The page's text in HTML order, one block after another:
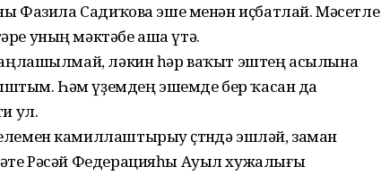
Фазила Садиҡова эше менән иҫбатлай. Мәсетле
уның мәктәбе аша үтә.
ләкин һәр ваҡыт эштең асылына
Һәм үҙемдең эшемде бер ҡасан да
ул.
камиллаштырыу өҫтөндә эшләй, заман
Рәсәй Федерацияһы Ауыл хужалығы